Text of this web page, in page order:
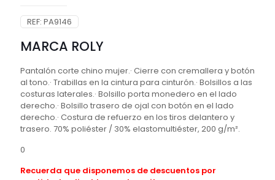
REF: PA9146
MARCA ROLY
Pantalón corte chino mujer.· Cierre con cremallera y botón
al tono.· Trabillas en la cintura para cinturón.· Bolsillos a las
costuras laterales.· Bolsillo porta monedero en el lado
derecho.· Bolsillo trasero de ojal con botón en el lado
derecho.· Costura de refuerzo en los tiros delantero y
trasero. 70% poliéster / 30% elastomultiéster, 200 g/m².
0
Recuerda que disponemos de descuentos por